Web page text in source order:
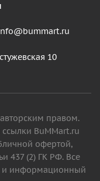
10
правом.
BuMMart.ru
офертой,
437 (2) ГК РФ. Все
и информационный